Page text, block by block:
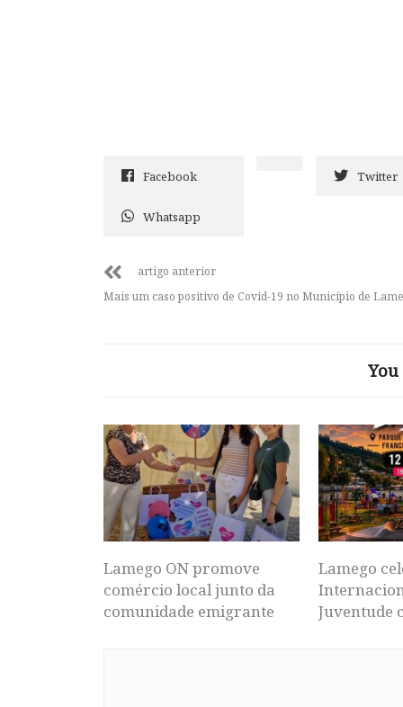
Facebook Twitter
Whatsapp
artigo anterior
Mais um caso positivo de Covid-19 no Município de
Lamego ON promove
comércio local junto da
comunidade emigrante
Lamego
Juventude